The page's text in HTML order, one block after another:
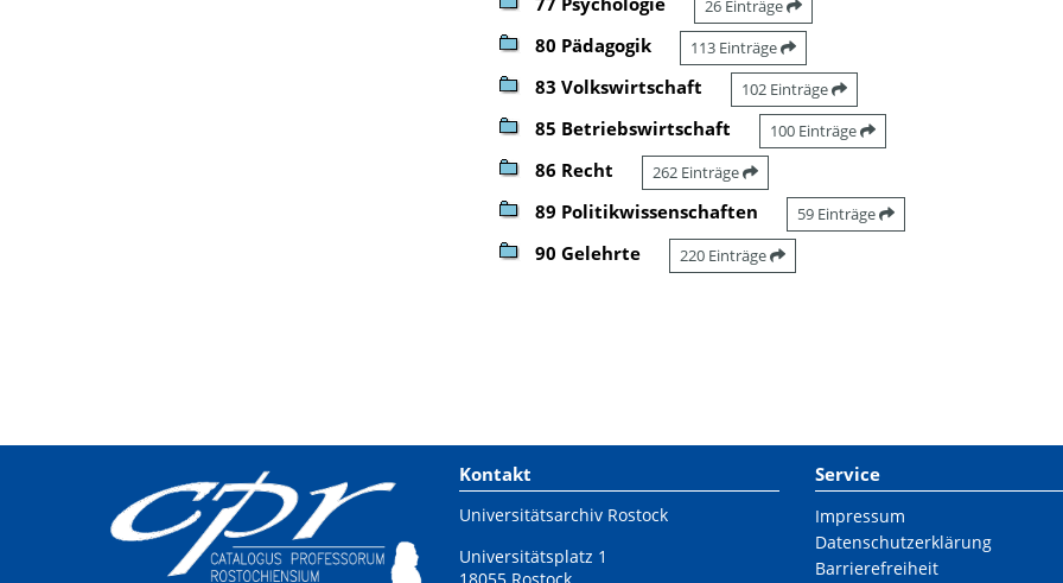
26 Einträge
80 Pädagogik 113 Einträge
83 Volkswirtschaft 102 Einträge
85 Betriebswirtschaft 100 Einträge
86 Recht 262 Einträge
89 Politikwissenschaften 59 Einträge
90 Gelehrte 220 Einträge
Kontakt
Universitätsarchiv Rostock
Universitätsplatz 1
Service
Impressum
Datenschutzerklärung
Barrierefreiheit